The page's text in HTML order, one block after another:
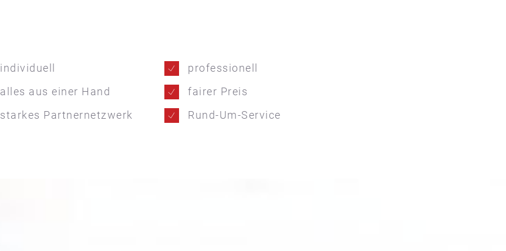
individuell
alles aus einer Hand
starkes Partnernetzwerk
professionell
fairer Preis
Rund-Um-Service